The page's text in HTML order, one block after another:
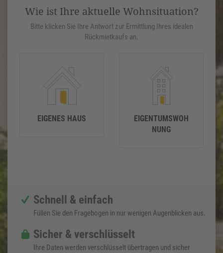
Wie ist Ihre aktuelle Wohnsituation?
Bitte klicken Sie Ihre Antwort zur Ermittlung Ihres idealen
Rückmietkaufs an.
EIGENES HAUS
EIGENTUMSWOH
NUNG
Schnell & einfach
Füllen Sie den Fragebogen in nur wenigen Augenblicken aus.
Sicher & verschlüsselt
Ihre Daten werden verschlüsselt übertragen und sicher